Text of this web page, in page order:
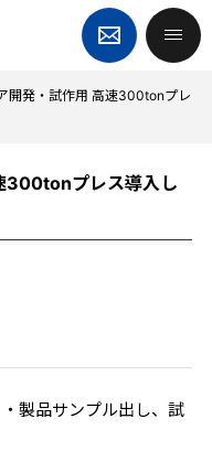
開発・試作用 高速300tonプレ
300tonプレス導入し
製品サンプル出し、試